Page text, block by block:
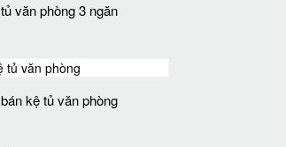
tủ văn phòng 3 ngăn
bán kệ tủ văn phòng